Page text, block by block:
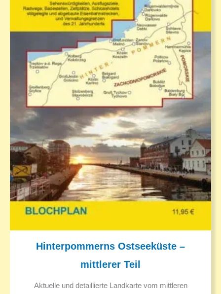
Hinterpommerns Ostseeküste –
mittlerer Teil
Aktuelle und detaillierte Landkarte vom mittleren